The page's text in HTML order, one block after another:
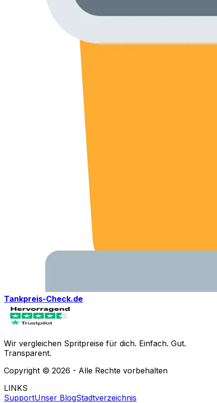
Tankpreis-Check.de
Wir vergleichen Spritpreise für dich. Einfach. Gut.
Transparent.
Copyright © 2026 - Alle Rechte vorbehalten
LINKS
SupportUnser BlogStadtverzeichnis